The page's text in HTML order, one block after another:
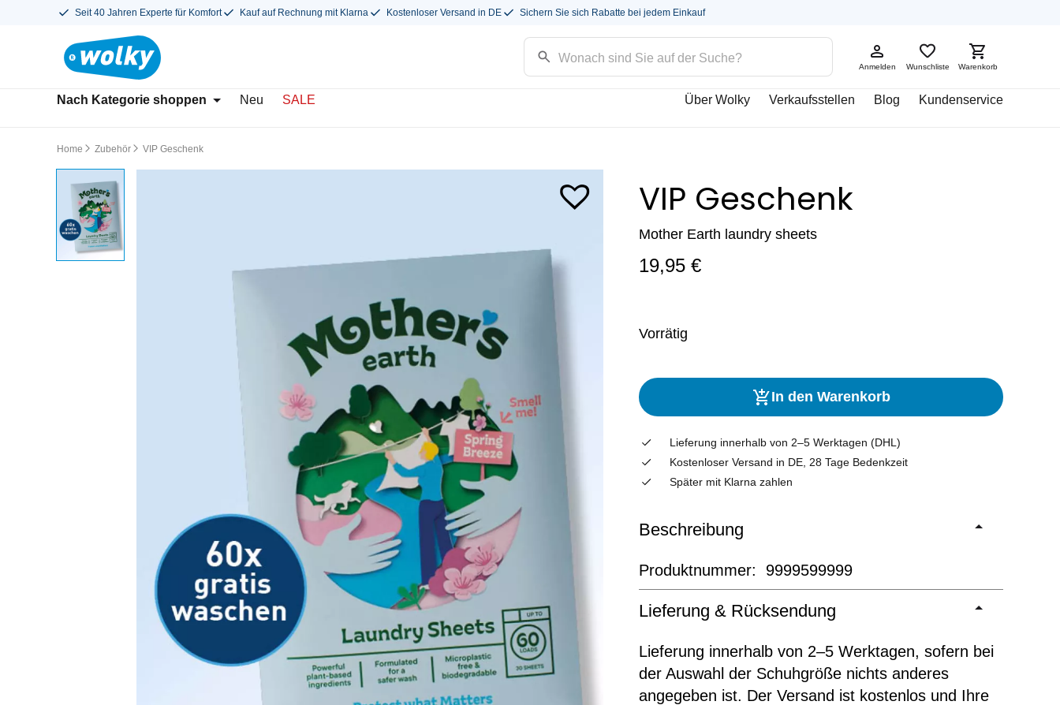
Seit 40 Jahren Experte für Komfort Kauf auf Rechnung mit Klarna Kostenloser Versand in DE Sichern Sie sich Rabatte bei jedem Einkauf
Anmelden Wunschliste Warenkorb
Nach Kategorie shoppen Neu SALE Über Wolky Verkaufsstellen Blog Kundenservice
Home Zubehör VIP Geschenk
VIP Geschenk
Mother Earth laundry sheets
19,95 €
Vorrätig
In den Warenkorb
Lieferung innerhalb von 2–5 Werktagen (DHL)
Kostenloser Versand in DE, 28 Tage Bedenkzeit
Später mit Klarna zahlen
Beschreibung
Produktnummer: 9999599999
Lieferung & Rücksendung
Lieferung innerhalb von 2–5 Werktagen, sofern bei
der Auswahl der Schuhgröße nichts anderes
angegeben ist. Der Versand ist kostenlos und Ihre